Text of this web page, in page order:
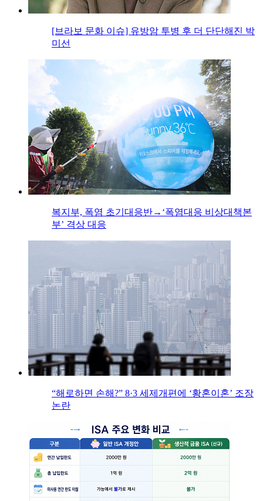
[브라보 문화 이슈] 유방암 투병 후 더 단단해진 박
미선
복지부, 폭염 초기대응반→‘폭염대응 비상대책본
부’ 격상 대응
“해로하면 손해?” 8·3 세제개편에 ‘황혼이혼’ 조장
논란